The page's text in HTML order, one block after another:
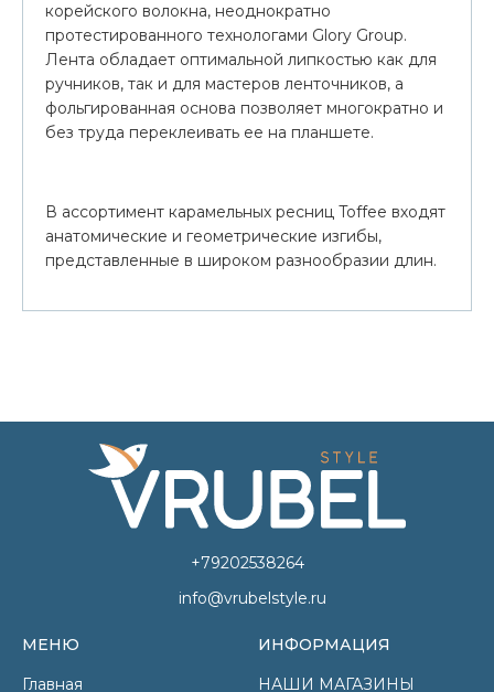
корейского волокна, неоднократно
протестированного технологами Glory Group.
Лента обладает оптимальной липкостью как для
ручников, так и для мастеров ленточников, а
фольгированная основа позволяет многократно и
без труда переклеивать ее на планшете.
В ассортимент карамельных ресниц Toffee входят
анатомические и геометрические изгибы,
представленные в широком разнообразии длин.
+79202538264
info@vrubelstyle.ru
МЕНЮ
Главная
ИНФОРМАЦИЯ
НАШИ МАГАЗИНЫ